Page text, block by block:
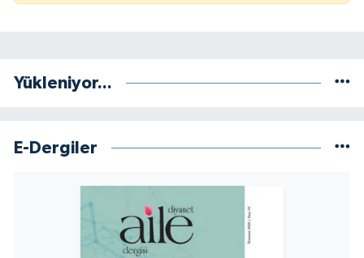
Yükleniyor...
E-Dergiler
Niğde Müftülüğü
Rize Müftülüğü
Sakarya Müftülüğü